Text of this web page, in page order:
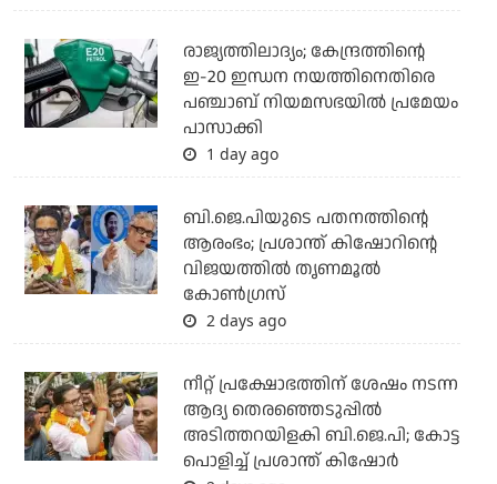
രാജ്യത്തിലാദ്യം; കേന്ദ്രത്തിന്റെ
ഇ-20 ഇന്ധന നയത്തിനെതിരെ
പഞ്ചാബ് നിയമസഭയില്‍ പ്രമേയം
പാസാക്കി
1 day ago
ബി.ജെ.പിയുടെ പതനത്തിന്റെ
ആരംഭം; പ്രശാന്ത് കിഷോറിന്റെ
വിജയത്തില്‍ തൃണമൂല്‍
കോണ്‍ഗ്രസ്
2 days ago
നീറ്റ് പ്രക്ഷോഭത്തിന് ശേഷം നടന്ന
ആദ്യ തെരഞ്ഞെടുപ്പില്‍
അടിത്തറയിളകി ബി.ജെ.പി; കോട്ട
പൊളിച്ച് പ്രശാന്ത് കിഷോര്‍